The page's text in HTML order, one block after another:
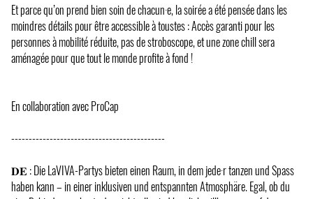
Et parce qu’on prend bien soin de chacun·e, la soirée a été pensée dans les
moindres détails pour être accessible à toustes : Accès garanti pour les
personnes à mobilité réduite, pas de stroboscope, et une zone chill sera
aménagée pour que tout le monde profite à fond !
En collaboration avec ProCap
--------------------------------------------
𝐃𝐄 : Die LaVIVA-Partys bieten einen Raum, in dem jede·r tanzen und Spass
haben kann – in einer inklusiven und entspannten Atmosphäre. Egal, ob du